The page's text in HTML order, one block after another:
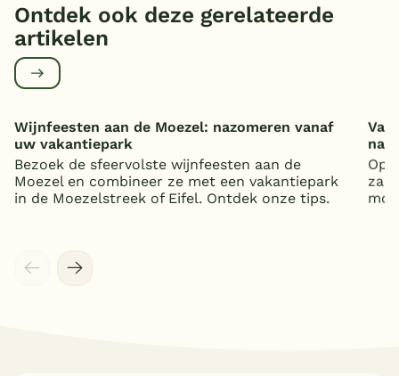
Ontdek ook deze gerelateerde
artikelen
Wijnfeesten aan de Moezel: nazomeren vanaf
uw vakantiepark
Bezoek de sfeervolste wijnfeesten aan de
Moezel en combineer ze met een vakantiepark
in de Moezelstreek of Eifel. Ontdek onze tips.
Op